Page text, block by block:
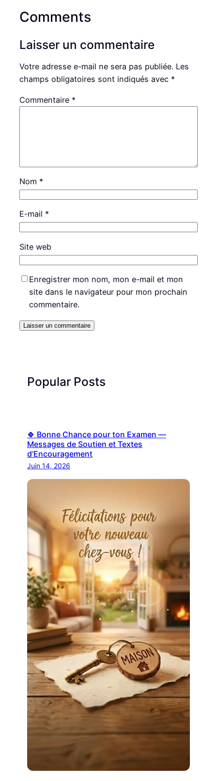
Comments
Laisser un commentaire
Votre adresse e-mail ne sera pas publiée. Les
champs obligatoires sont indiqués avec *
Commentaire *
Nom *
E-mail *
Site web
Enregistrer mon nom, mon e-mail et mon
site dans le navigateur pour mon prochain
commentaire.
Popular Posts
🍀 Bonne Chance pour ton Examen —
Messages de Soutien et Textes
d’Encouragement
Juin 14, 2026